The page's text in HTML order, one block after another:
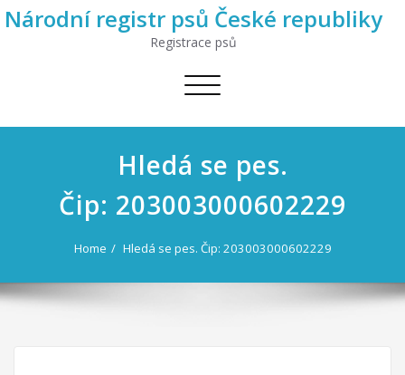
Národní registr psů České republiky
Registrace psů
Toggle
Hledá se pes.
Čip: 203003000602229
Home Hledá se pes. Čip: 203003000602229